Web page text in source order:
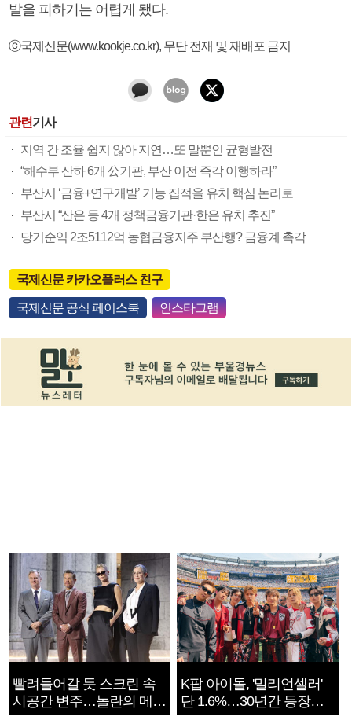
발을 피하기는 어렵게 됐다.
ⓒ국제신문(www.kookje.co.kr), 무단 전재 및 재배포 금지
관련기사
지역 간 조율 쉽지 않아 지연…또 말뿐인 균형발전
“해수부 산하 6개 公기관, 부산 이전 즉각 이행하라”
부산시 ‘금융+연구개발’ 기능 집적을 유치 핵심 논리로
부산시 “산은 등 4개 정책금융기관·한은 유치 추진”
당기순익 2조5112억 농협금융지주 부산행? 금융계 촉각
국제신문 카카오플러스 친구
국제신문 공식 페이스북 인스타그램
빨려들어갈 듯 스크린 속
시공간 변주…놀란의 메시
K팝 아이돌, '밀리언셀러'
단 1.6%…30년간 등장